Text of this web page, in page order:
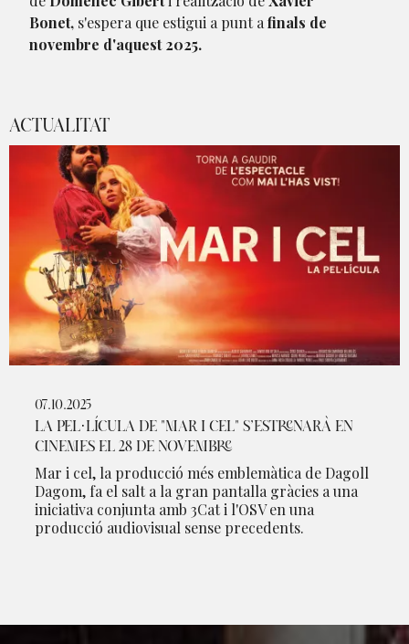
Bonet, s'espera que estigui a punt a finals de
novembre d'aquest 2025.
ACTUALITAT
07.10.2025
LA PEL·LÍCULA DE "MAR I CEL" S’ESTRENARÀ EN
CINEMES EL 28 DE NOVEMBRE
Mar i cel, la producció més emblemàtica de Dagoll
Dagom, fa el salt a la gran pantalla gràcies a una
iniciativa conjunta amb 3Cat i l'OSV en una
producció audiovisual sense precedents.